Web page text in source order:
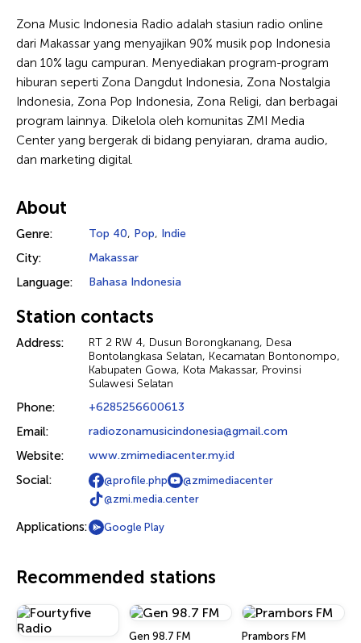
Zona Music Indonesia Radio adalah stasiun radio online
dari Makassar yang menyajikan 90% musik pop Indonesia
dan 10% lagu campuran. Menyediakan program-program
hiburan seperti Zona Dangdut Indonesia, Zona Nostalgia
Indonesia, Zona Pop Indonesia, Zona Religi, dan berbagai
program lainnya. Dikelola oleh komunitas ZMI Media
Center yang bergerak di bidang penyiaran, drama audio,
dan marketing digital.
About
Genre: Top 40, Pop, Indie
City: Makassar
Language: Bahasa Indonesia
Station contacts
Address:
RT 2 RW 4, Dusun Borongkanang, Desa
Bontolangkasa Selatan, Kecamatan Bontonompo,
Kabupaten Gowa, Kota Makassar, Provinsi
Sulawesi Selatan
Phone: +6285256600613
Email: radiozonamusicindonesia@gmail.com
Website: www.zmimediacenter.my.id
Social: @profile.php
@zmimediacenter
@zmi.media.center
Applications: Google Play
Recommended stations
Gen 98.7 FM Prambors FM